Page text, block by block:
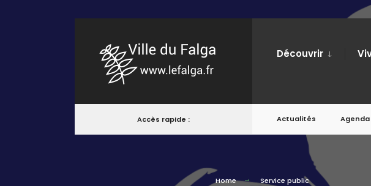
Découvrir
Accès rapide : Actualités Agenda
Home Service public